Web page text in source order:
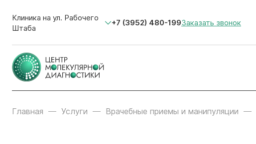
Клиника на ул. Рабочего
Штаба
+7 (3952) 480-199Заказать звонок
Главная Услуги Врачебные приемы и манипуляции